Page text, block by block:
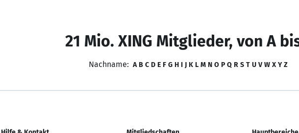
21 Mio. XING Mitglieder, von A
Nachname: A B C D E F G H I J K L M N O P Q R S T U V W X Y Z